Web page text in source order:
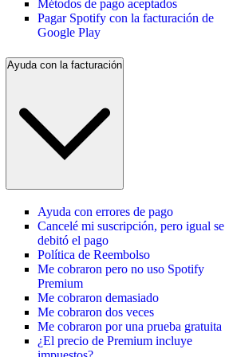
Métodos de pago aceptados
Pagar Spotify con la facturación de
Google Play
Ayuda con la facturación
Ayuda con errores de pago
Cancelé mi suscripción, pero igual se
debitó el pago
Política de Reembolso
Me cobraron pero no uso Spotify
Premium
Me cobraron demasiado
Me cobraron dos veces
Me cobraron por una prueba gratuita
¿El precio de Premium incluye